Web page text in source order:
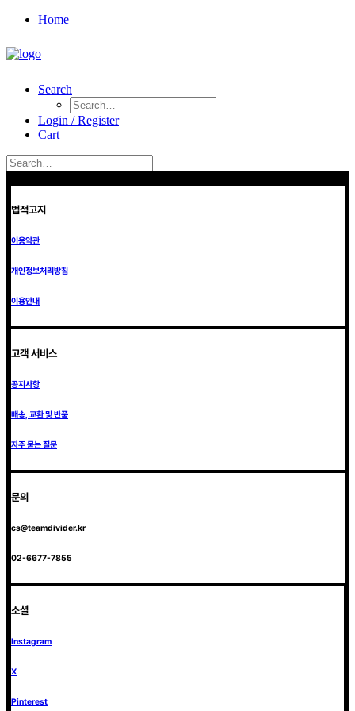
Home
Search
Login / Register
Cart
법적고지
이용약관
개인정보처리방침
이용안내
고객 서비스
공지사항
배송, 교환 및 반품
자주 묻는 질문
문의
cs@teamdivider.kr
02-6677-7855
소셜
Instagram
X
Pinterest